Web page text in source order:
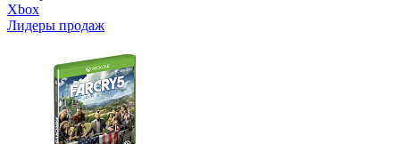
Xbox
Лидеры продаж